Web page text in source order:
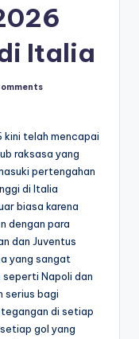
Italia
kini telah mencapai
raksasa yang
pertengahan
di Italia
biasa karena
dengan para
dan Juventus
yang sangat
Napoli dan
serius bagi
di setiap
gol yang